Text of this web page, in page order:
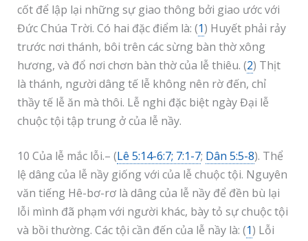
cốt để lập lại những sự giao thông bởi giao ước với
Đức Chúa Trời. Có hai đặc điểm là: (1) Huyết phải rảy
trước nơi thánh, bôi trên các sừng bàn thờ xông
hương, và đổ nơi chơn bàn thờ của lễ thiêu. (2) Thịt
là thánh, người dâng tế lễ không nên rờ đến, chỉ
thầy tế lễ ăn mà thôi. Lễ nghi đặc biệt ngày Đại lễ
chuộc tội tập trung ở của lễ nầy.
10 Của lễ mắc lỗi.– (Lê 5:14-6:7; 7:1-7; Dân 5:5-8). Thể
lệ dâng của lễ nầy giống với của lễ chuộc tội. Nguyên
văn tiếng Hê-bơ-rơ là dâng của lễ nầy để đền bù lại
lỗi mình đã phạm với người khác, bày tỏ sự chuộc tội
và bồi thường. Các tội cần đến của lễ nầy là: (1) Lỗi